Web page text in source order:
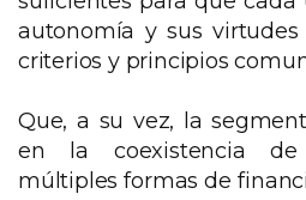
autonomía y sus virtudes
criterios y principios
Que, a su vez, la
en la coexistencia de
múltiples formas de